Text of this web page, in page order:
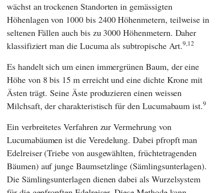
wächst an trockenen Standorten in gemässigten
Höhenlagen von 1000 bis 2400 Höhenmetern, teilweise in
seltenen Fällen auch bis zu 3000 Höhenmetern. Daher
klassifiziert man die Lucuma als subtropische Art.9,12
Es handelt sich um einen immergrünen Baum, der eine
Höhe von 8 bis 15 m erreicht und eine dichte Krone mit
Ästen trägt. Seine Äste produzieren einen weissen
Milchsaft, der charakteristisch für den Lucumabaum ist.9
Ein verbreitetes Verfahren zur Vermehrung von
Lucumabäumen ist die Veredelung. Dabei pfropft man
Edelreiser (Triebe von ausgewählten, früchtetragenden
Bäumen) auf junge Baumsetzlinge (Sämlingsunterlagen).
Die Sämlingsunterlagen dienen dabei als Wurzelsystem